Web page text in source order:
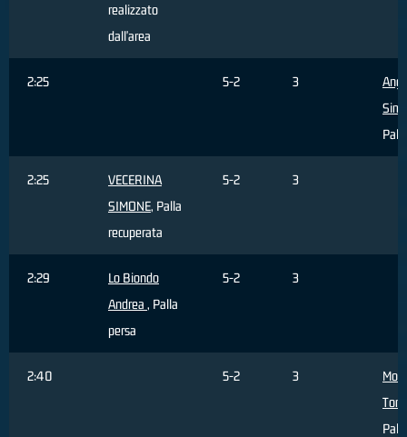
realizzato
dall'area
2:25 5-2 3
2:25
VECERINA
SIMONE, Palla
recuperata
5-2 3
2:29
Lo Biondo
Andrea , Palla
persa
5-2 3
2:40 5-2 3